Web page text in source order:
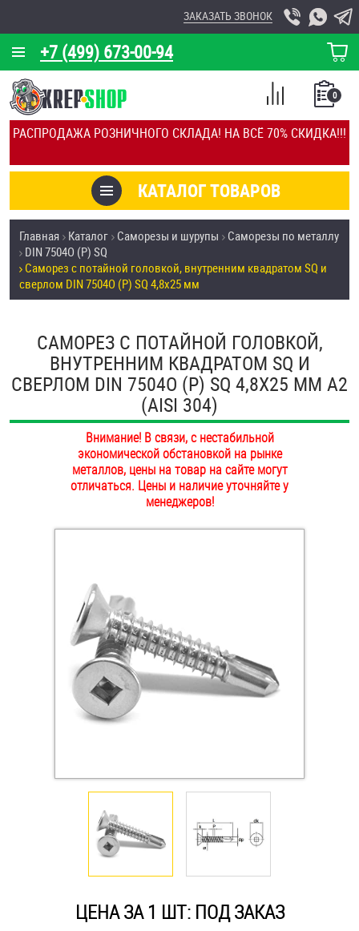
РАСПРОДАЖА РОЗНИЧНОГО СКЛАДА! НА ВСЁ 70% СКИДКА!!!
+7 (499) 673-00-94
ЗАКАЗАТЬ ЗВОНОК
КОРЗИНА
О КОМПАНИИ
КАЛЬКУЛЯТОР
ОТЗЫВЫ
УСЛУГИ
СКИДКИ
ПОКУПАТЕЛЯМ
ОПЛАТА И ДОСТАВКА
КАТАЛОГ ТОВАРОВ
0
СПИСОК
СРАВНЕНИЕ
Товары со скидкой
Анкеры
Антивандальный крепёж, инструмент
Болты и винты
Втулки
Гайки
Дюбели
Дюймовый крепёж
Инструмент
Крюки, кольца с метрической резьбой
Крюки, кольца с шурупной резьбой
Саморезы и шурупы
Главная Каталог Саморезы и шурупы
Саморезы по металлу
DIN 7504О (Р) SQ
Саморез с потайной головкой, внутренним квадратом SQ и
сверлом DIN 7504О (Р) SQ 4,8х25 мм
САМОРЕЗ С ПОТАЙНОЙ ГОЛОВКОЙ,
ВНУТРЕННИМ КВАДРАТОМ SQ И
СВЕРЛОМ DIN 7504О (Р) SQ 4,8Х25 ММ А2
(AISI 304)
Внимание! В связи, с нестабильной
экономической обстановкой на рынке
металлов, цены на товар на сайте могут
отличаться. Цены и наличие уточняйте у
менеджеров!
ЦЕНА ЗА 1 ШТ: ПОД ЗАКАЗ